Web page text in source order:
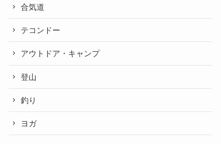
合気道
テコンドー
アウトドア・キャンプ
登山
釣り
ヨガ